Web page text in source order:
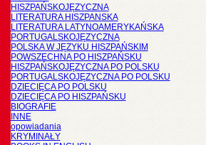
HISZPAŃSKOJĘZYCZNA
LITERATURA HISZPANSKA
LITERATURA LATYNOAMERYKAŃSKA
PORTUGALSKOJĘZYCZNA
POLSKA W JĘZYKU HISZPAŃSKIM
POWSZECHNA PO HISZPAŃSKU
HISZPAŃSKOJĘZYCZNA PO POLSKU
PORTUGALSKOJĘZYCZNA PO POLSKU
DZIECIĘCA PO POLSKU
DZIECIĘCA PO HISZPAŃSKU
BIOGRAFIE
INNE
opowiadania
KRYMINAŁY